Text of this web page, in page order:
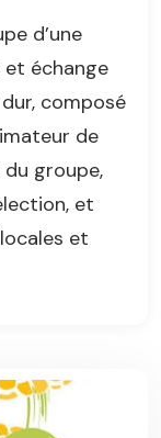
d’une
échange
composé
de
du groupe,
et
et